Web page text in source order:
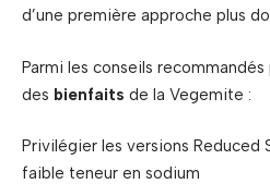
d’une première approche plus
Parmi les conseils
des bienfaits de la Vegemite :
Privilégier les versions Reduced
faible teneur en sodium